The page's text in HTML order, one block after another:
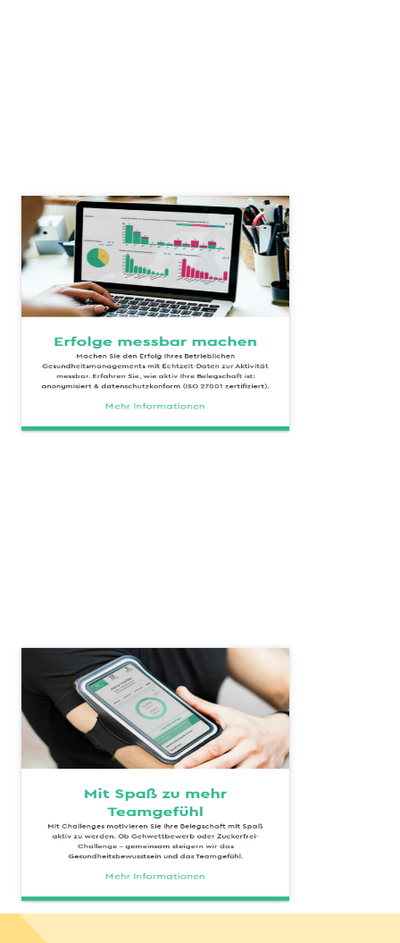
Erfolge messbar machen
Machen Sie den Erfolg Ihres Betrieblichen
Gesundheitsmanagements mit Echtzeit-Daten zur Aktivität
messbar. Erfahren Sie, wie aktiv Ihre Belegschaft ist:
anonymisiert & datenschutzkonform (ISO 27001 zertifiziert).
Mehr Informationen
Mit Spaß zu mehr
Teamgefühl
Mit Challenges motivieren Sie Ihre Belegschaft mit Spaß
aktiv zu werden. Ob Gehwettbewerb oder Zuckerfrei-
Challenge - gemeinsam steigern wir das
Gesundheitsbewusstsein und das Teamgefühl.
Mehr Informationen